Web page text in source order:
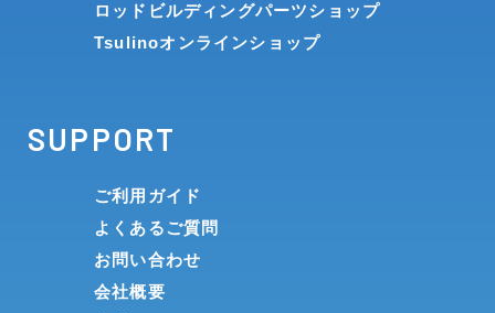
ロッドビルディングパーツショップ
Tsulinoオンラインショップ
SUPPORT
ご利用ガイド
よくあるご質問
お問い合わせ
会社概要